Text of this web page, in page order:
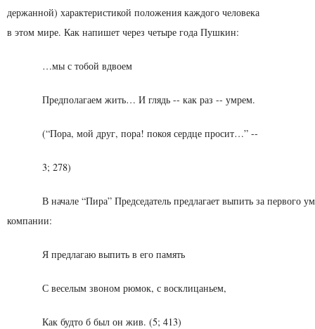
держанной) характеристикой положения каждого человека
в этом мире. Как напишет через четыре года Пушкин:
…мы с тобой вдвоем
Предполагаем жить… И глядь -- как раз -- умрем.
(“Пора, мой друг, пора! покоя сердце просит…” --
3; 278)
В начале “Пира” Председатель предлагает выпить за пер­вого
компании:
Я предлагаю выпить в его память
С веселым звоном рюмок, с восклицаньем,
Как будто б был он жив. (5; 413)